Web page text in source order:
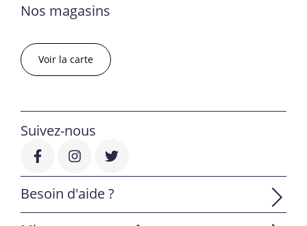
Nos magasins
Voir la carte
Suivez-nous
Besoin d'aide ?